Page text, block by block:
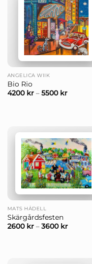
ANGELICA WIIK
Bio Rio
4200 kr– 5500 kr
MATS HÅDELL
Skärgårdsfesten
2600 kr– 3600 kr